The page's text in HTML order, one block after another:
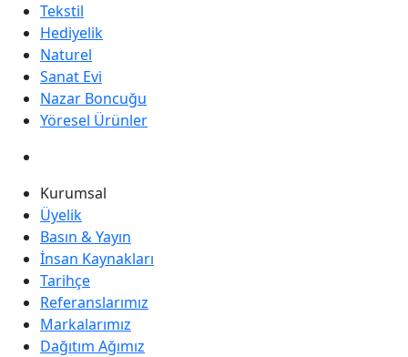
Tekstil
Hediyelik
Naturel
Sanat Evi
Nazar Boncuğu
Yöresel Ürünler
Kurumsal
Üyelik
Basın & Yayın
İnsan Kaynakları
Tarihçe
Referanslarımız
Markalarımız
Dağıtım Ağımız